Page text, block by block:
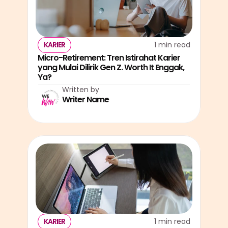
KARIER 1 min read
Micro-Retirement: Tren Istirahat Karier
yang Mulai Dilirik Gen Z. Worth It Enggak,
Ya?
Written by
Writer Name
KARIER 1 min read